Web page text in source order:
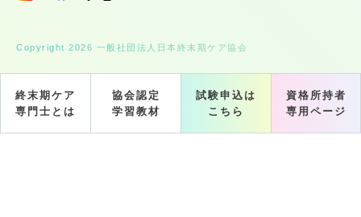
終末期ケア
専門士とは
協会認定
学習教材
試験申込は
こちら
資格所持者
専用ページ
Copyright 2026 一般社団法人日本終末期ケア協会